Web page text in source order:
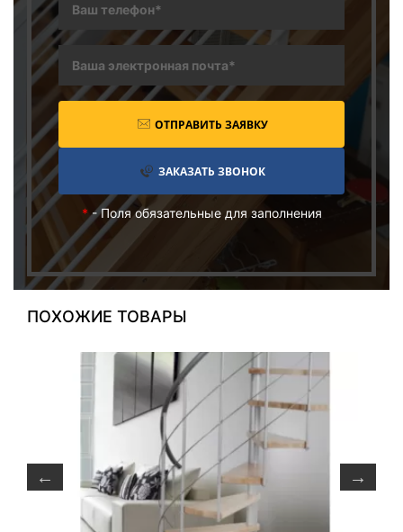
ОТПРАВИТЬ ЗАЯВКУ
ЗАКАЗАТЬ ЗВОНОК
*- Поля обязательные для заполнения
ПОХОЖИЕ ТОВАРЫ